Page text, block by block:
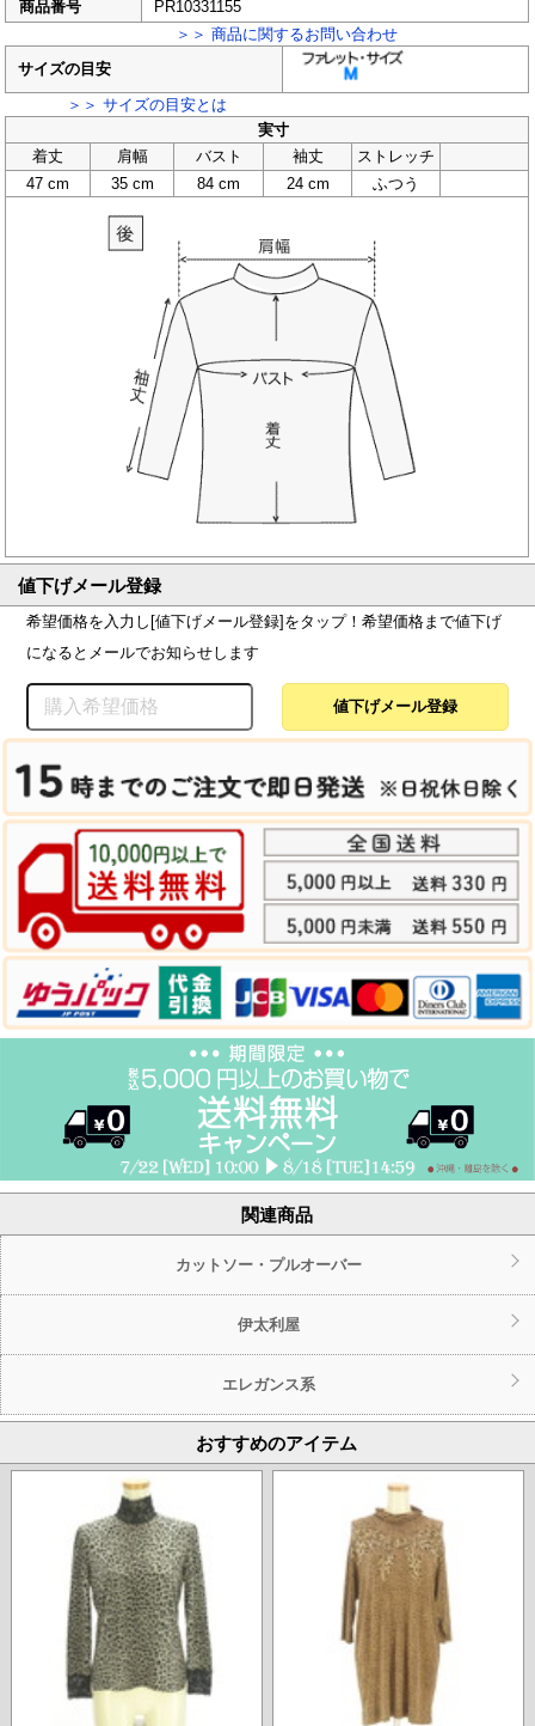
商品番号
PR10331155
＞＞ 商品に関するお問い合わせ
サイズの目安
＞＞ サイズの目安とは
実寸
着丈
肩幅 バスト 袖丈
ストレッチ
47 cm
35 cm 84 cm 24 cm ふつう
値下げメール登録
希望価格を入力し[値下げメール登録]をタップ！希望価格まで値下げ
になるとメールでお知らせします
関連商品
カットソー・プルオーバー
伊太利屋
エレガンス系
おすすめのアイテム